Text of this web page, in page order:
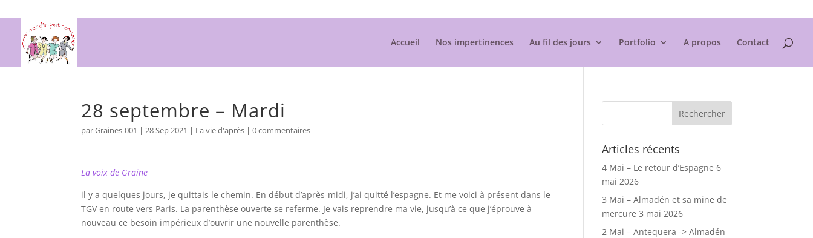
Accueil Nos impertinences Au fil des jours Portfolio A propos Contact
28 septembre – Mardi
parGraines-001 |28 Sep 2021 | La vie d'après |0 commentaires
La voix de Graine
il y a quelques jours, je quittais le chemin. En début d’après-midi, j’ai quitté l’espagne. Et me voici à présent dans le
TGV en route vers Paris. La parenthèse ouverte se referme. Je vais reprendre ma vie, jusqu’à ce que j’éprouve à
nouveau ce besoin impérieux d’ouvrir une nouvelle parenthèse.
Articles récents
4 Mai – Le retour d’Espagne 6
mai 2026
3 Mai – Almadén et sa mine de
mercure 3 mai 2026
2 Mai – Antequera -> Almadén